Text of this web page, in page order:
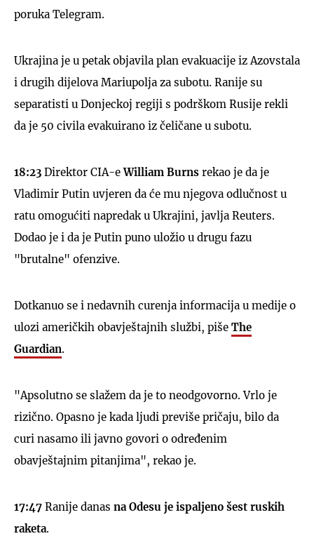
poruka Telegram.
Ukrajina je u petak objavila plan evakuacije iz Azovstala
i drugih dijelova Mariupolja za subotu. Ranije su
separatisti u Donjeckoj regiji s podrškom Rusije rekli
da je 50 civila evakuirano iz čeličane u subotu.
18:23 Direktor CIA-eWilliam Burns rekao je da je
Vladimir Putin uvjeren da će mu njegova odlučnost u
ratu omogućiti napredak u Ukrajini, javlja Reuters.
Dodao je i da je Putin puno uložio u drugu fazu
"brutalne" ofenzive.
Dotkanuo se i nedavnih curenja informacija u medije o
ulozi američkih obavještajnih službi, piše The
Guardian.
"Apsolutno se slažem da je to neodgovorno. Vrlo je
rizično. Opasno je kada ljudi previše pričaju, bilo da
curi nasamo ili javno govori o određenim
obavještajnim pitanjima", rekao je.
17:47 Ranije danas na Odesu je ispaljeno šest ruskih
raketa.